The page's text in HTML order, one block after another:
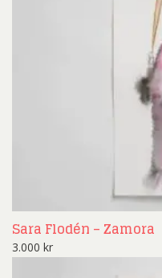
Sara Flodén – Zamora
3.000 kr